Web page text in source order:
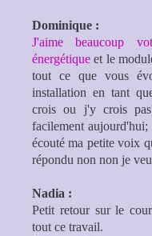
Dominique :
J'aime beaucoup
énergétique et le
tout ce que vous
installation en tant
crois ou j'y crois
facilement
écouté ma petite voix
répondu non non je
Nadia :
Petit retour sur le
tout ce travail.